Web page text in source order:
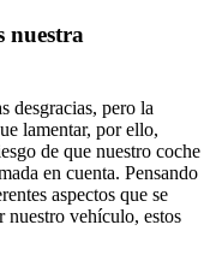
nuestra
desgracias, pero la
lamentar, por ello,
de que nuestro coche
en cuenta. Pensando
aspectos que se
nuestro vehículo, estos